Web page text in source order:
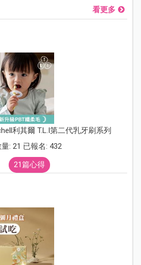
看更多
利其爾 T.L.I第二代乳牙刷系列
: 21 已報名: 432
21篇心得